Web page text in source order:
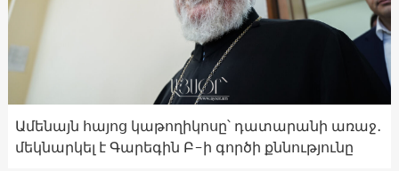
Ամենայն հայոց կաթողիկոսը՝ դատարանի առաջ․
մեկնարկել է Գարեգին Բ-ի գործի քննությունը